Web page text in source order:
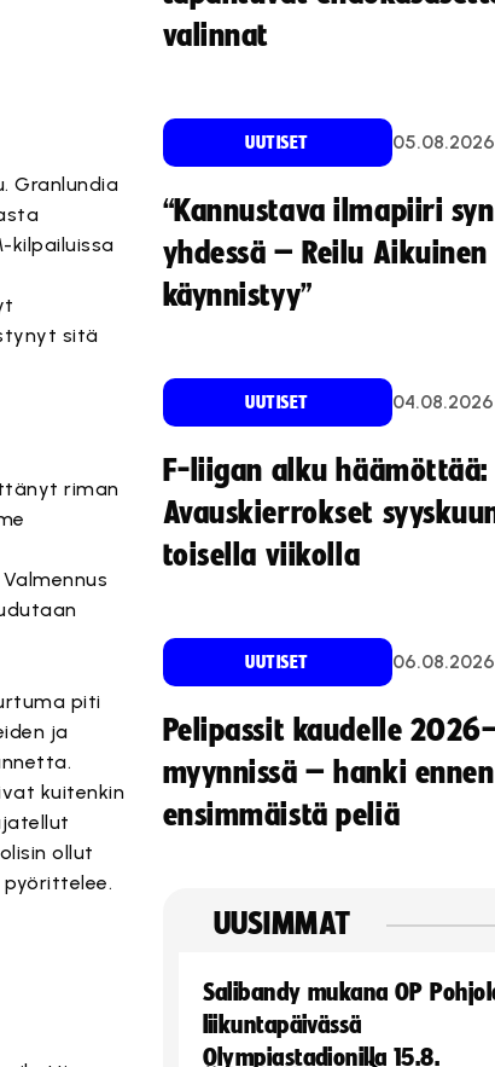
Granlundia
kilpailuissa
sitä
riman
piti
ja
kuitenkin
ollut
valinnat
UUTISET 05.08.2026
“Kannustava ilmapiiri
yhdessä – Reilu
käynnistyy”
UUTISET 04.08.2026
F-liigan alku häämöttää:
Avauskierrokset
toisella viikolla
UUTISET 06.08.2026
Pelipassit kaudelle
myynnissä – hanki ennen
ensimmäistä peliä
UUSIMMAT
Salibandy mukana OP
liikuntapäivässä
Olympiastadionilla 15.8.